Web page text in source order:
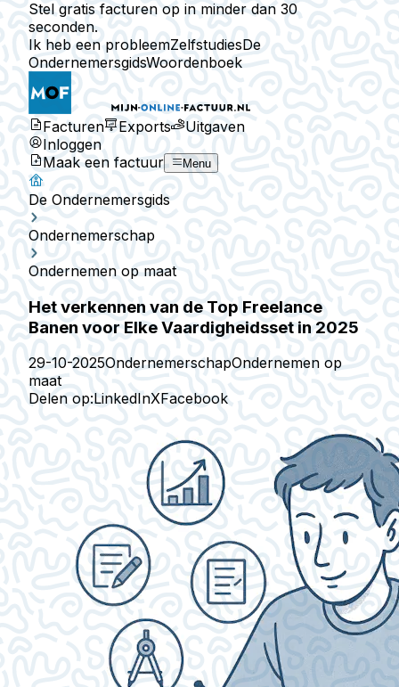
Stel gratis facturen op in minder dan 30
seconden.
Ik heb een probleemZelfstudiesDe
OndernemersgidsWoordenboek
Facturen Exports
Uitgaven
Inloggen
Maak een factuur
Menu
De Ondernemersgids
Ondernemerschap
Ondernemen op maat
Het verkennen van de Top Freelance
Banen voor Elke Vaardigheidsset in 2025
29-10-2025OndernemerschapOndernemen op
maat
Delen op:LinkedInXFacebook